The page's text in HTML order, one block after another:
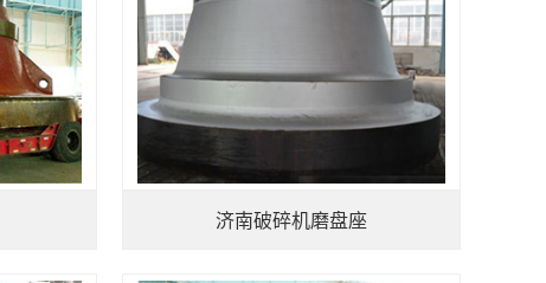
济南破碎机磨盘座